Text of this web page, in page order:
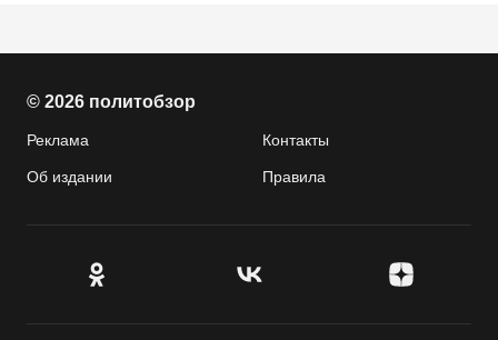
© 2026 политобзор
Реклама Контакты
Об издании Правила